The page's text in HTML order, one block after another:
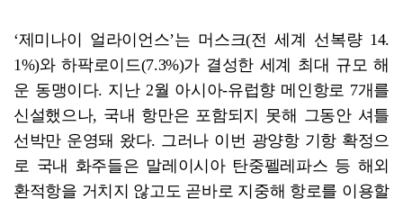
‘제미나이 얼라이언스’는 머스크(전 세계 선복량 14.
1%)와 하팍로이드(7.3%)가 결성한 세계 최대 규모 해
운 동맹이다. 지난 2월 아시아-유럽향 메인항로 7개를
신설했으나, 국내 항만은 포함되지 못해 그동안 셔틀
선박만 운영돼 왔다. 그러나 이번 광양항 기항 확정으
로 국내 화주들은 말레이시아 탄중펠레파스 등 해외
환적항을 거치지 않고도 곧바로 지중해 항로를 이용할